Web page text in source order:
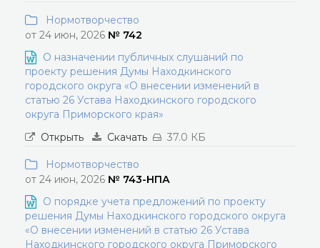
Нормотворчество
от 24 июн, 2026 № 742
О назначении публичных слушаний по
проекту решения Думы Находкинского
городского округа «О внесении изменений в
статью 26 Устава Находкинского городского
округа Приморского края»
Открыть
Скачать 37.0 КБ
Нормотворчество
от 24 июн, 2026 № 743-НПА
О порядке учета предложений по проекту
решения Думы Находкинского городского округа
«О внесении изменений в статью 26 Устава
Находкинского городского округа Приморского